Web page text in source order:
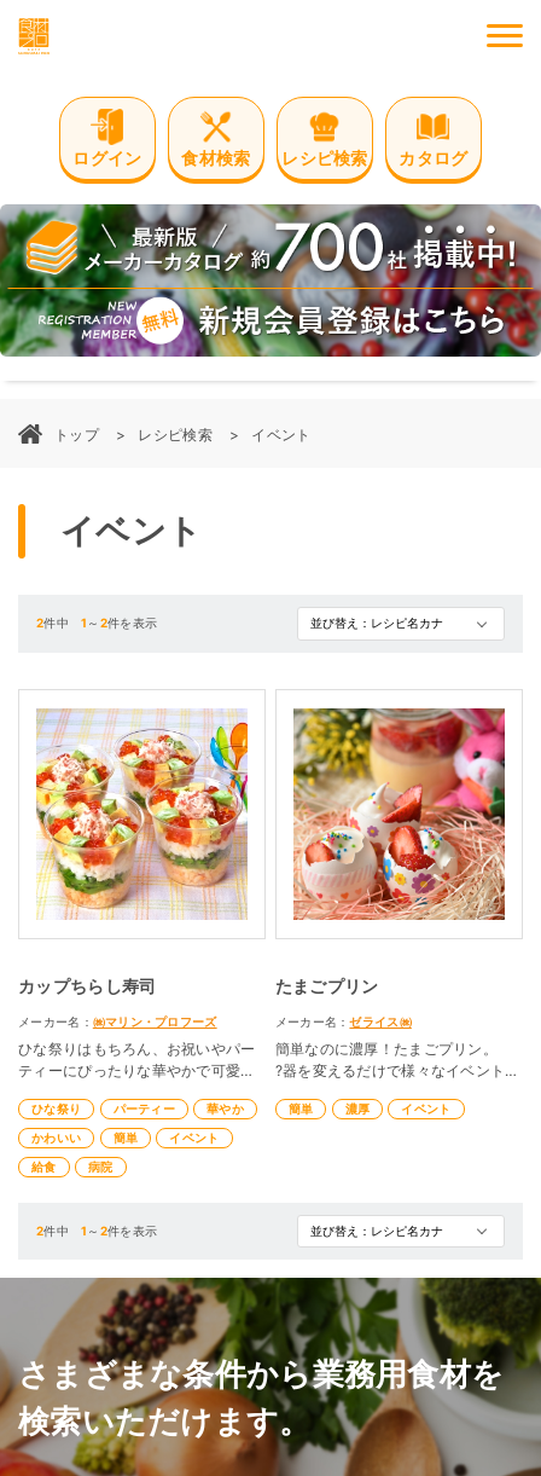
ログイン 食材検索 レシピ検索 カタログ
トップ レシピ検索 イベント
イベント
2件中1 ～ 2件を表示
カップちらし寿司
メーカー名： ㈱マリン・プロフーズ
ひな祭りはもちろん、お祝いやパー
ティーにぴったりな華やかで可愛ら
いくだけなのでとっても簡単です。
ひな祭り パーティー
華やか
かわいい
簡単
イベント
給食
病院
たまごプリン
メーカー名：ゼライス㈱
簡単なのに濃厚！たまごプリン。
?器を変えるだけで様々なイベントシ
顆粒ゼラチンを使えば、あっという
簡単 濃厚 イベント
2件中1 ～ 2件を表示
さまざまな条件から業務用食材を
検索いただけます。